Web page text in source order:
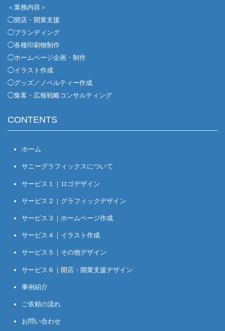
＜業務内容＞
◯開店・開業支援
◯ブランディング
◯各種印刷物制作
◯ホームページ企画・制作
◯イラスト作成
◯グッズ／ノベルティー作成
◯集客・広報戦略コンサルティング
CONTENTS
ホーム
サニーグラフィックスについて
サービス１｜ロゴデザイン
サービス２｜グラフィックデザイン
サービス３｜ホームページ作成
サービス４｜イラスト作成
サービス５｜その他デザイン
サービス６｜開店・開業支援デザイン
事例紹介
ご依頼の流れ
お問い合わせ